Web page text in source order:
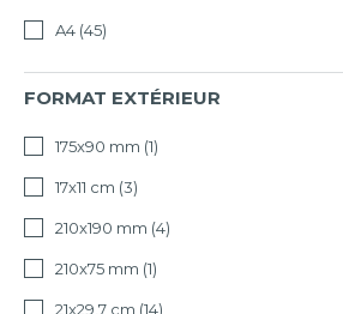
A4 (45)
FORMAT EXTÉRIEUR
175x90 mm (1)
17x11 cm (3)
210x190 mm (4)
210x75 mm (1)
21x29,7 cm (14)